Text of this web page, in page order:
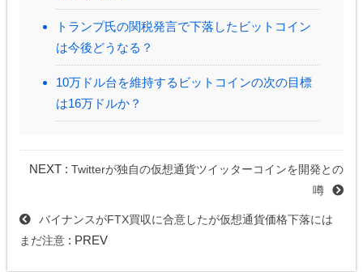
トランプ氏の関税発言で下落したビットコイン
は今後どうなる？
10万ドル台を維持するビットコインの次の目標
は16万ドルか？
NEXT :Twitterが独自の仮想通貨ツイッターコインを開発との
噂
バイナンスがFTX買収に合意したが仮想通貨価格下落には
まだ注意: PREV